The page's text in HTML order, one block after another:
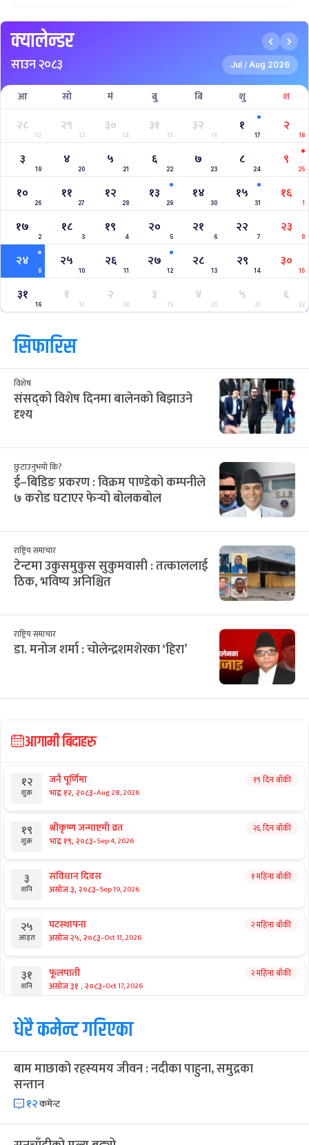
क्यालेन्डर
साउन २०८३ Jul / Aug 2026
आ सो मं बु बि शु श
२८
12
२९
13
३०
14
३१
15
३२
16
१
17
२
18
३
19
४
20
५
21
६
22
७
23
८
24
९
25
१०
26
११
27
१२
28
१३
29
१४
30
१५
31
१६
1
१७
2
१८
3
१९
4
२०
5
२१
6
२२
7
२३
8
२४
9
२५
10
२६
11
२७
12
२८
13
२९
14
३०
15
३१
16
१
17
२
18
३
19
४
20
५
21
६
22
सिफारिस
विशेष
संसद्को विशेष दिनमा बालेनको बिझाउने
दृश्य
छुटाउनुभयो कि?
ई–बिडिङ प्रकरण : विक्रम पाण्डेको कम्पनीले
७ करोड घटाएर फेर्‍यो बोलकबोल
राष्ट्रिय समाचार
टेन्टमा उकुसमुकुस सुकुमवासी : तत्काललाई
ठिक, भविष्य अनिश्चित
राष्ट्रिय समाचार
डा. मनोज शर्मा : चोलेन्द्रशमशेरका ‘हिरा’
आगामी बिदाहरु
१२
शुक्र
जनै पूर्णिमा
भाद्र १२, २०८३-Aug 28, 2026
१९ दिन बाँकी
१९
शुक्र
श्रीकृष्ण जन्माष्टमी व्रत
भाद्र १९, २०८३-Sep 4, 2026
२६ दिन बाँकी
३
शनि
संविधान दिवस
असोज ३, २०८३-Sep 19, 2026
१ महिना बाँकी
२५
आइत
घटस्थापना
असोज २५, २०८३-Oct 11, 2026
२ महिना बाँकी
३१
शनि
फूलपाती
असोज ३१ , २०८३-Oct 17, 2026
२ महिना बाँकी
१
आइत
कार्तिक सङ्क्रान्ति
कार्तिक १, २०८३-Oct 18, 2026
३
मंगल
महानवमी २ महिना बाँकी
४
धेरै कमेन्ट गरिएका
बाम माछाको रहस्यमय जीवन : नदीका पाहुना, समुद्रका
सन्तान
१२कमेन्ट